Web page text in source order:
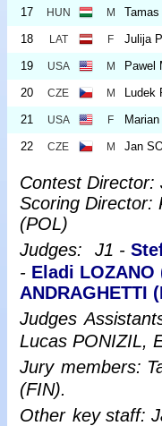
17
HUN M Tamas
18
LAT F Julija
19
USA M Pawel
20
CZE M Ludek
21
USA F
22
CZE M Jan
Contest Director:
Scoring Director:
(POL)
Judges:
J1 -
- Eladi LOZANO
ANDRAGHETTI
Judges
Lucas PONIZIL,
Jury members:
(FIN).
Other key staff: